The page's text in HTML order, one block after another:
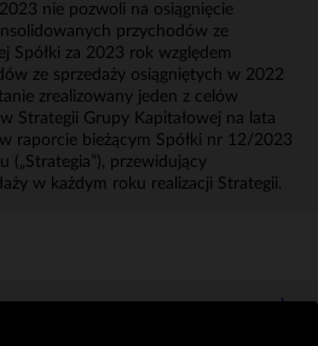
nie pozwoli na osiągnięcie
przychodów ze
Spółki za 2023 rok względem
ze sprzedaży osiągniętych w 2022
zrealizowany jeden z celów
Strategii Grupy Kapitałowej na lata
raporcie bieżącym Spółki nr 12/2023
(„Strategia”), przewidujący
w każdym roku realizacji Strategii.